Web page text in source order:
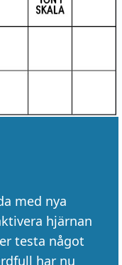
med nya
hjärnan
testa något
har nu